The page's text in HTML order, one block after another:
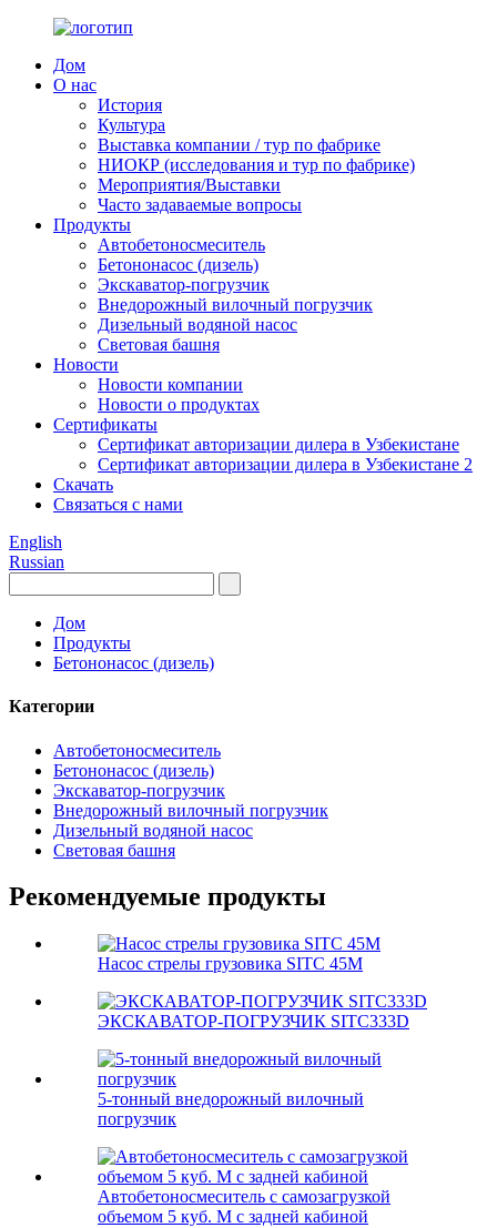
Дом
О нас
История
Культура
Выставка компании / тур по фабрике
НИОКР (исследования и тур по фабрике)
Мероприятия/Выставки
Часто задаваемые вопросы
Продукты
Автобетоносмеситель
Бетононасос (дизель)
Экскаватор-погрузчик
Внедорожный вилочный погрузчик
Дизельный водяной насос
Световая башня
Новости
Новости компании
Новости о продуктах
Сертификаты
Сертификат авторизации дилера в Узбекистане
Сертификат авторизации дилера в Узбекистане 2
Скачать
Связаться с нами
English
Russian
Дом
Продукты
Бетононасос (дизель)
Категории
Автобетоносмеситель
Бетононасос (дизель)
Экскаватор-погрузчик
Внедорожный вилочный погрузчик
Дизельный водяной насос
Световая башня
Рекомендуемые продукты
Насос стрелы грузовика SITC 45M
ЭКСКАВАТОР-ПОГРУЗЧИК SITC333D
5-тонный внедорожный вилочный
погрузчик
Автобетоносмеситель с самозагрузкой
объемом 5 куб. М с задней кабиной